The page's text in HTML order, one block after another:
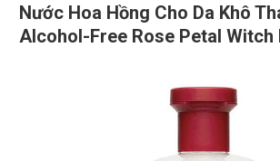
Nước Hoa Hồng Cho Da Khô
Alcohol-Free Rose Petal Witch